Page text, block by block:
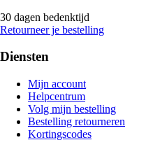
30 dagen bedenktijd
Retourneer je bestelling
Diensten
Mijn account
Helpcentrum
Volg mijn bestelling
Bestelling retourneren
Kortingscodes